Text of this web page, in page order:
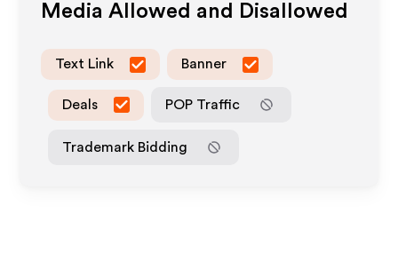
Media Allowed and Disallowed
Text Link Banner
Deals POP Traffic
Trademark Bidding